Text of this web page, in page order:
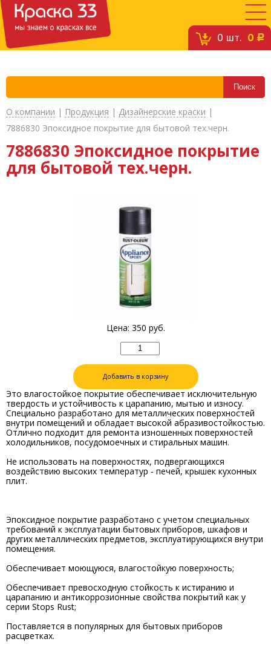
0 шт. 0 c
О компании | Продукция | Дизайнерские краски |
7886830 Эпоксидное покрытие для бытовой тех.черн.
7886830 Эпоксидное покрытие
для бытовой тех.черн.
Цена: 350 руб.
Добавить в корзину
Это влагостойкое покрытие обеспечивает исключительную
твердость и устойчивость к царапанию, мытью и износу.
Специально разработано для металлических поверхностей
внутри помещений и обладает высокой абразивостойкостью.
Отлично подходит для ремонта изношенных поверхностей
холодильников, посудомоечных и стиральных машин.
Не использовать на поверхностях, подвергающихся
воздействию высоких температур - печей, крышек кухонных
плит.
Эпоксидное покрытие разработано с учетом специальных
требований к эксплуатации бытовых приборов, шкафов и
других металлических предметов, эксплуатирующихся внутри
помещения.
Обеспечивает моющуюся, влагостойкую поверхность;
Обеспечивает превосходную стойкость к истиранию и
царапанию и антикоррозионные свойства покрытий как у
серии Stops Rust;
Поставляется в популярных для бытовых приборов
расцветках.